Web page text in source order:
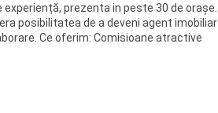
experiență, prezenta in peste 30 de orașe.
posibilitatea de a deveni agent imobiliar
Ce oferim: Comisioane atractive